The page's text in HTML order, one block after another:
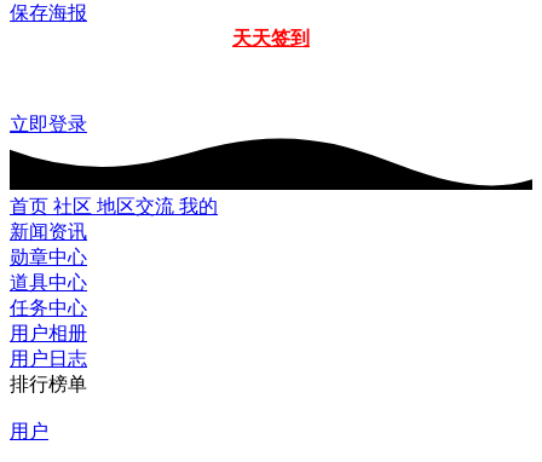
保存海报
天天签到
立即登录
首页 社区 地区交流 我的
新闻资讯
勋章中心
道具中心
任务中心
用户相册
用户日志
排行榜单
用户